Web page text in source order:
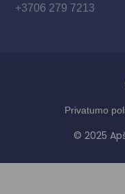
+3706 279 7213
Privatumo
© 2025